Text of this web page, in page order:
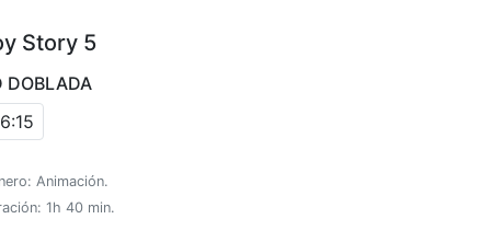
Story 5
DOBLADA
Animación.
1h 40 min.